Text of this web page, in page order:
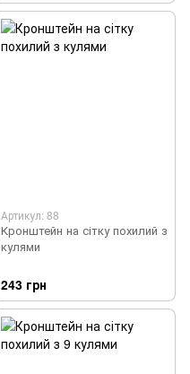
Артикул: 88
Кронштейн на сітку похилий з
кулями
243 грн